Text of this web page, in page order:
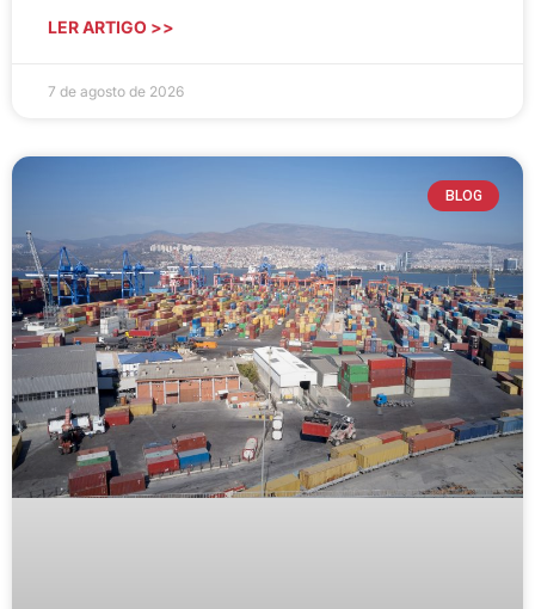
LER ARTIGO >>
7 de agosto de 2026
BLOG